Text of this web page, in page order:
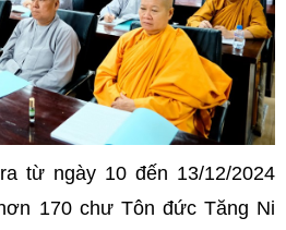
từ ngày 10 đến 13/12/2024
170 chư Tôn đức Tăng Ni